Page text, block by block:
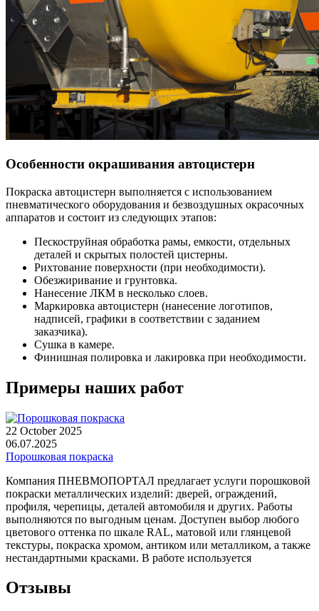
Особенности окрашивания автоцистерн
Покраска автоцистерн выполняется с использованием
пневматического оборудования и безвоздушных окрасочных
аппаратов и состоит из следующих этапов:
Пескоструйная обработка рамы, емкости, отдельных
деталей и скрытых полостей цистерны.
Рихтование поверхности (при необходимости).
Обезжиривание и грунтовка.
Нанесение ЛКМ в несколько слоев.
Маркировка автоцистерн (нанесение логотипов,
надписей, графики в соответствии с заданием
заказчика).
Сушка в камере.
Финишная полировка и лакировка при необходимости.
Примеры наших работ
22 October 2025
06.07.2025
Порошковая покраска
Компания ПНЕВМОПОРТАЛ предлагает услуги порошковой
покраски металлических изделий: дверей, ограждений,
профиля, черепицы, деталей автомобиля и других. Работы
выполняются по выгодным ценам. Доступен выбор любого
цветового оттенка по шкале RAL, матовой или глянцевой
текстуры, покраска хромом, антиком или металликом, а также
нестандартными красками. В работе используется
Отзывы